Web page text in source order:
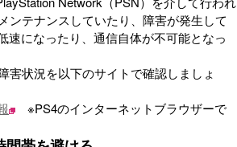
ンテナンスしていたり、障害が発生して
速になったり、通信自体が不可能となっ
害状況を以下のサイトで確認しましょ
※PS4のインターネットブラウザーで